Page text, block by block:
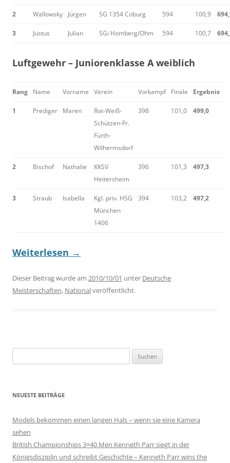
2 Wallowsky Jürgen SG 1354 Coburg 594 100,9
3 Justus Julian SGi Homberg/Ohm 594 100,7
Luftgewehr – Juniorenklasse A weiblich
Rang Name Vorname Verein Vorkampf Finale Ergebnis
1 Prediger Maren
Rot-Weiß-
Schützen-Fr.
Fürth-
Wilhermsdorf
398 101,0 499,0
2 Bischof Nathalie
KKSV
Heitersheim
396 101,3 497,3
3 Straub Isabella
Kgl. priv. HSG
München
1406
394 103,2 497,2
Weiterlesen →
Dieser Beitrag wurde am 2010/10/01 unter Deutsche
Meisterschaften, Nationalveröffentlicht.
nach:
NEUESTE BEITRÄGE
Models bekommen einen langen Hals – wenn sie eine Kamera
sehen
British Championships 3×40 Men Kenneth Parr siegt in der
Königsdisziplin und schreibt Geschichte – Kenneth Parr wins the